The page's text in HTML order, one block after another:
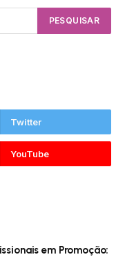
Twitter
YouTube
em Promoção: